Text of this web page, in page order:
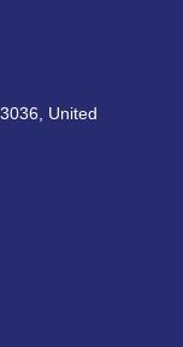
United